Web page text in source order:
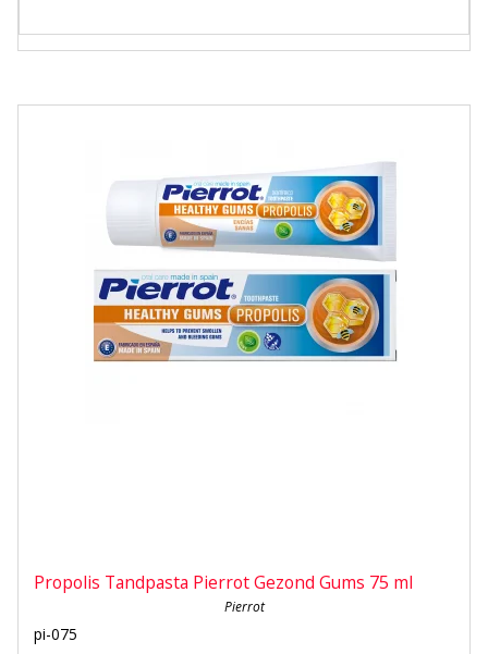
Propolis Tandpasta Pierrot Gezond Gums 75 ml
Pierrot
pi-075